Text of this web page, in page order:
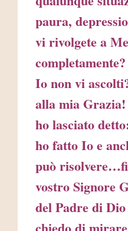
paura,
vi rivolgete a
Io non vi
alla mia
ho lasciato
ho fatto Io e
può
vostro Signore
del Padre di